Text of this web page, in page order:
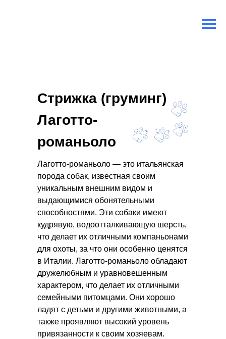
Стрижка (груминг)
Лаготто-
романьоло
Лаготто-романьоло — это итальянская
порода собак, известная своим
уникальным внешним видом и
выдающимися обонятельными
способностями. Эти собаки имеют
кудрявую, водоотталкивающую шерсть,
что делает их отличными компаньонами
для охоты, за что они особенно ценятся
в Италии. Лаготто-романьоло обладают
дружелюбным и уравновешенным
характером, что делает их отличными
семейными питомцами. Они хорошо
ладят с детьми и другими животными, а
также проявляют высокий уровень
привязанности к своим хозяевам.